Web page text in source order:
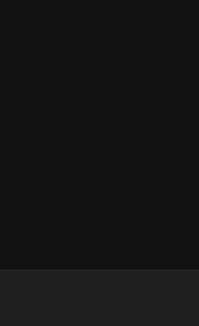
aktualności